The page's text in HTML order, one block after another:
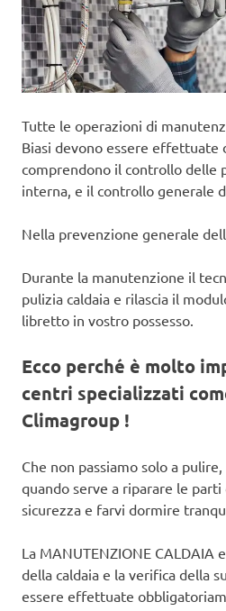
Tutte le operazioni di
Biasi devono essere effettuate
comprendono il controllo delle
interna, e il controllo generale
Nella prevenzione generale
Durante la manutenzione il
pulizia caldaia e rilascia il
libretto in vostro possesso.
Ecco perché è molto
centri specializzati
Climagroup !
Che non passiamo solo a
quando serve a riparare le
sicurezza e farvi dormire
La MANUTENZIONE CALDAIA
della caldaia e la verifica della
essere effettuate